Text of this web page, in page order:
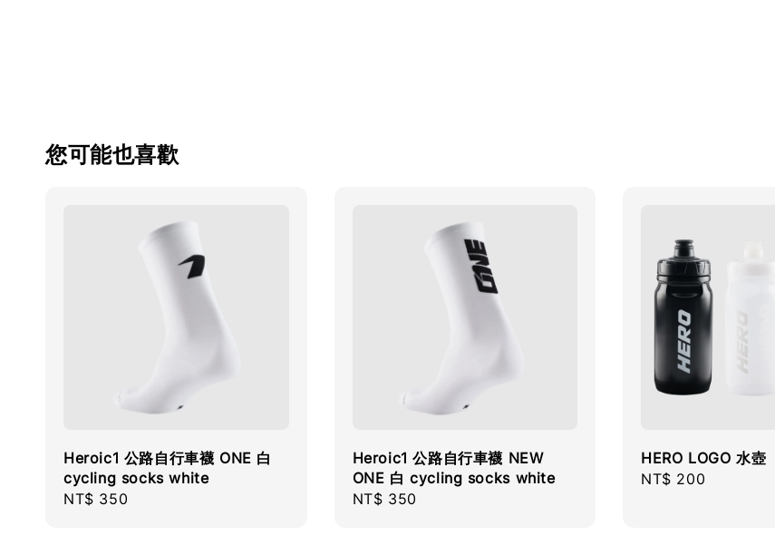
您可能也喜歡
Heroic1 公路自行車襪 ONE 白
cycling socks white
Regular
NT$ 350
Heroic1 公路自行車襪 NEW
ONE 白 cycling socks white
Regular
NT$ 350
HERO LOGO 水壺
Regular
NT$ 200